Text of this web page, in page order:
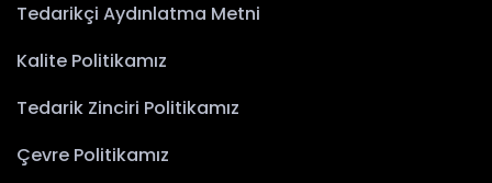
Tedarikçi Aydınlatma Metni
Kalite Politikamız
Tedarik Zinciri Politikamız
Çevre Politikamız